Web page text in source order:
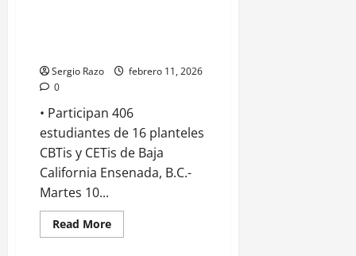
Sergio Razo
febrero 11, 2026
0
•⁠ ⁠Participan 406
estudiantes de 16 planteles
CBTis y CETis de Baja
California Ensenada, B.C.-
Martes 10...
Read MoreRead
more